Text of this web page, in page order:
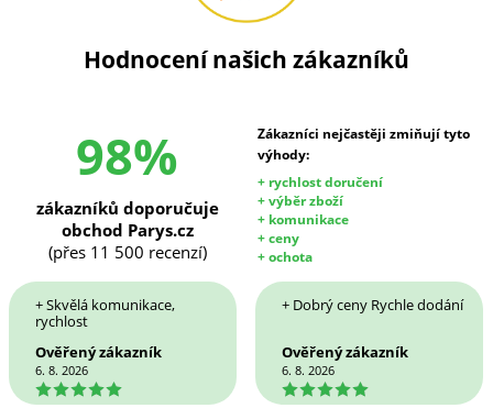
Hodnocení našich zákazníků
98%
Zákazníci nejčastěji zmiňují tyto
výhody:
+ rychlost doručení
+ výběr zboží
+ komunikace
+ ceny
+ ochota
zákazníků doporučuje
obchod Parys.cz
(přes 11 500 recenzí)
+ Skvělá komunikace,
rychlost
Ověřený zákazník
6. 8. 2026
5
+ Dobrý ceny Rychle dodání
Ověřený zákazník
6. 8. 2026
5